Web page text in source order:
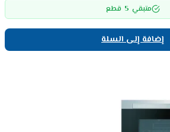
متبقي 5 قطع
إضافة إلى السلة